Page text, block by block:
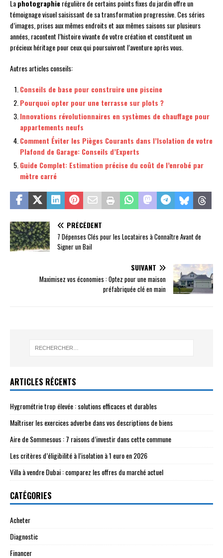
Laphotographierégulière de certains points fixes du jardin offre un
témoignage visuel saisissant de sa transformation progressive. Ces séries
d’images, prises aux mêmes endroits et aux mêmes saisons sur plusieurs
années, racontent l’histoire vivante de votre création et constituent un
précieux héritage pour ceux qui poursuivront l’aventure après vous.
Autres articles conseils:
Conseils de base pour construire une piscine
Pourquoi opter pour une terrasse sur plots ?
Innovations révolutionnaires en systèmes de chauffage pour
appartements neufs
Comment Éviter les Pièges Courants dans l’Isolation de votre
Plafond de Garage: Conseils d’Experts
Guide Complet: Estimation précise du coût de l’enrobé par
mètre carré
PRÉCÉDENT
7 Dépenses Clés pour les Locataires à Connaître Avant de
Signer un Bail
SUIVANT
Maximisez vos économies : Optez pour une maison
préfabriquée clé en main
ARTICLES RÉCENTS
Hygrométrie trop élevée : solutions efficaces et durables
Maîtriser les exercices adverbe dans vos descriptions de biens
Aire de Sommesous : 7 raisons d’investir dans cette commune
Les critères d’éligibilité à l’isolation à 1 euro en 2026
Villa à vendre Dubai : comparez les offres du marché actuel
CATÉGORIES
Acheter
Diagnostic
Financer